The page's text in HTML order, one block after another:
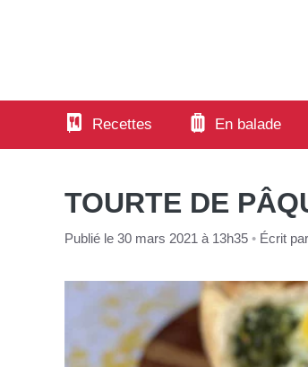
Recettes En balade
TOURTE DE
Publié le 30 mars 2021 à 13h35 • Écrit par